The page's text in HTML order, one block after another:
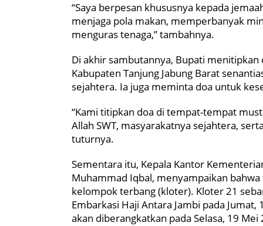
“Saya berpesan khususnya kepada
menjaga pola makan, memperbanyak
menguras tenaga,” tambahnya.
Di akhir sambutannya, Bupati
Kabupaten Tanjung Jabung Barat
sejahtera. Ia juga meminta doa untuk
“Kami titipkan doa di tempat-tempat
Allah SWT, masyarakatnya sejahtera,
tuturnya.
Sementara itu, Kepala Kantor
Muhammad Iqbal, menyampaikan
kelompok terbang (kloter). Kloter 21
Embarkasi Haji Antara Jambi pada
akan diberangkatkan pada Selasa, 19 Mei